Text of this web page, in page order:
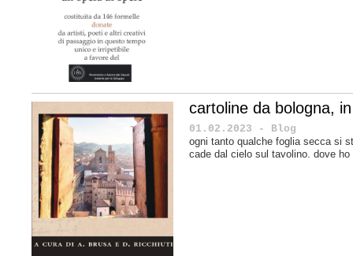
cartoline da bologna,
01.02.2023 - Blog
ogni tanto qualche foglia secca si
cade dal cielo sul tavolino. dove